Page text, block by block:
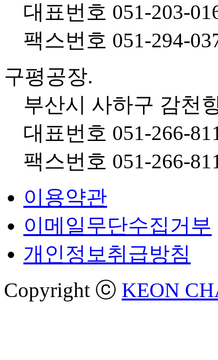
대표번호 051-203-
팩스번호 051-294-
구평공장.
부산시 사하구 감천
대표번호 051-266-
팩스번호 051-266-
이용약관
이메일무단수집거부
개인정보취급방침
Copyright ⓒ KEON